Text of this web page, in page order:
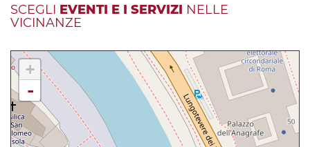
SCEGLI EVENTI E I SERVIZI NELLE
VICINANZE
+
-